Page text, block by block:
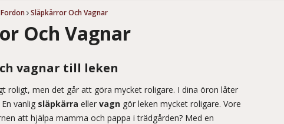
Fordon Släpkärror Och Vagnar
Och Vagnar
vagnar till leken
roligt, men det går att göra mycket roligare. I dina öron låter
vanlig släpkärra eller vagn gör leken mycket roligare. Vore
att hjälpa mamma och pappa i trädgården? Med en